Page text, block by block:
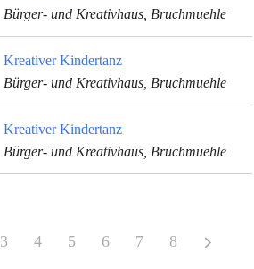
Bürger- und Kreativhaus, Bruchmuehle
Kreativer Kindertanz
Bürger- und Kreativhaus, Bruchmuehle
Kreativer Kindertanz
Bürger- und Kreativhaus, Bruchmuehle
3 4 5 6 7 8